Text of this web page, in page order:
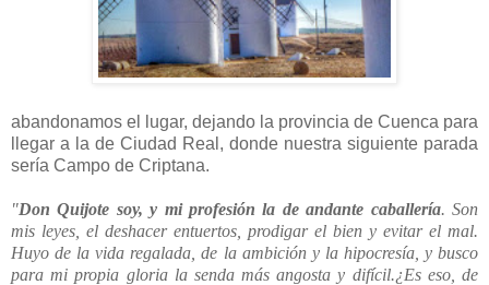
abandonamos el lugar, dejando la provincia de Cuenca para
llegar a la de Ciudad Real, donde nuestra siguiente parada
sería Campo de Criptana.
"Don Quijote soy, y mi profesión la de andante caballería. Son
mis leyes, el deshacer entuertos, prodigar el bien y evitar el mal.
Huyo de la vida regalada, de la ambición y la hipocresía, y busco
para mi propia gloria la senda más angosta y difícil.¿Es eso, de